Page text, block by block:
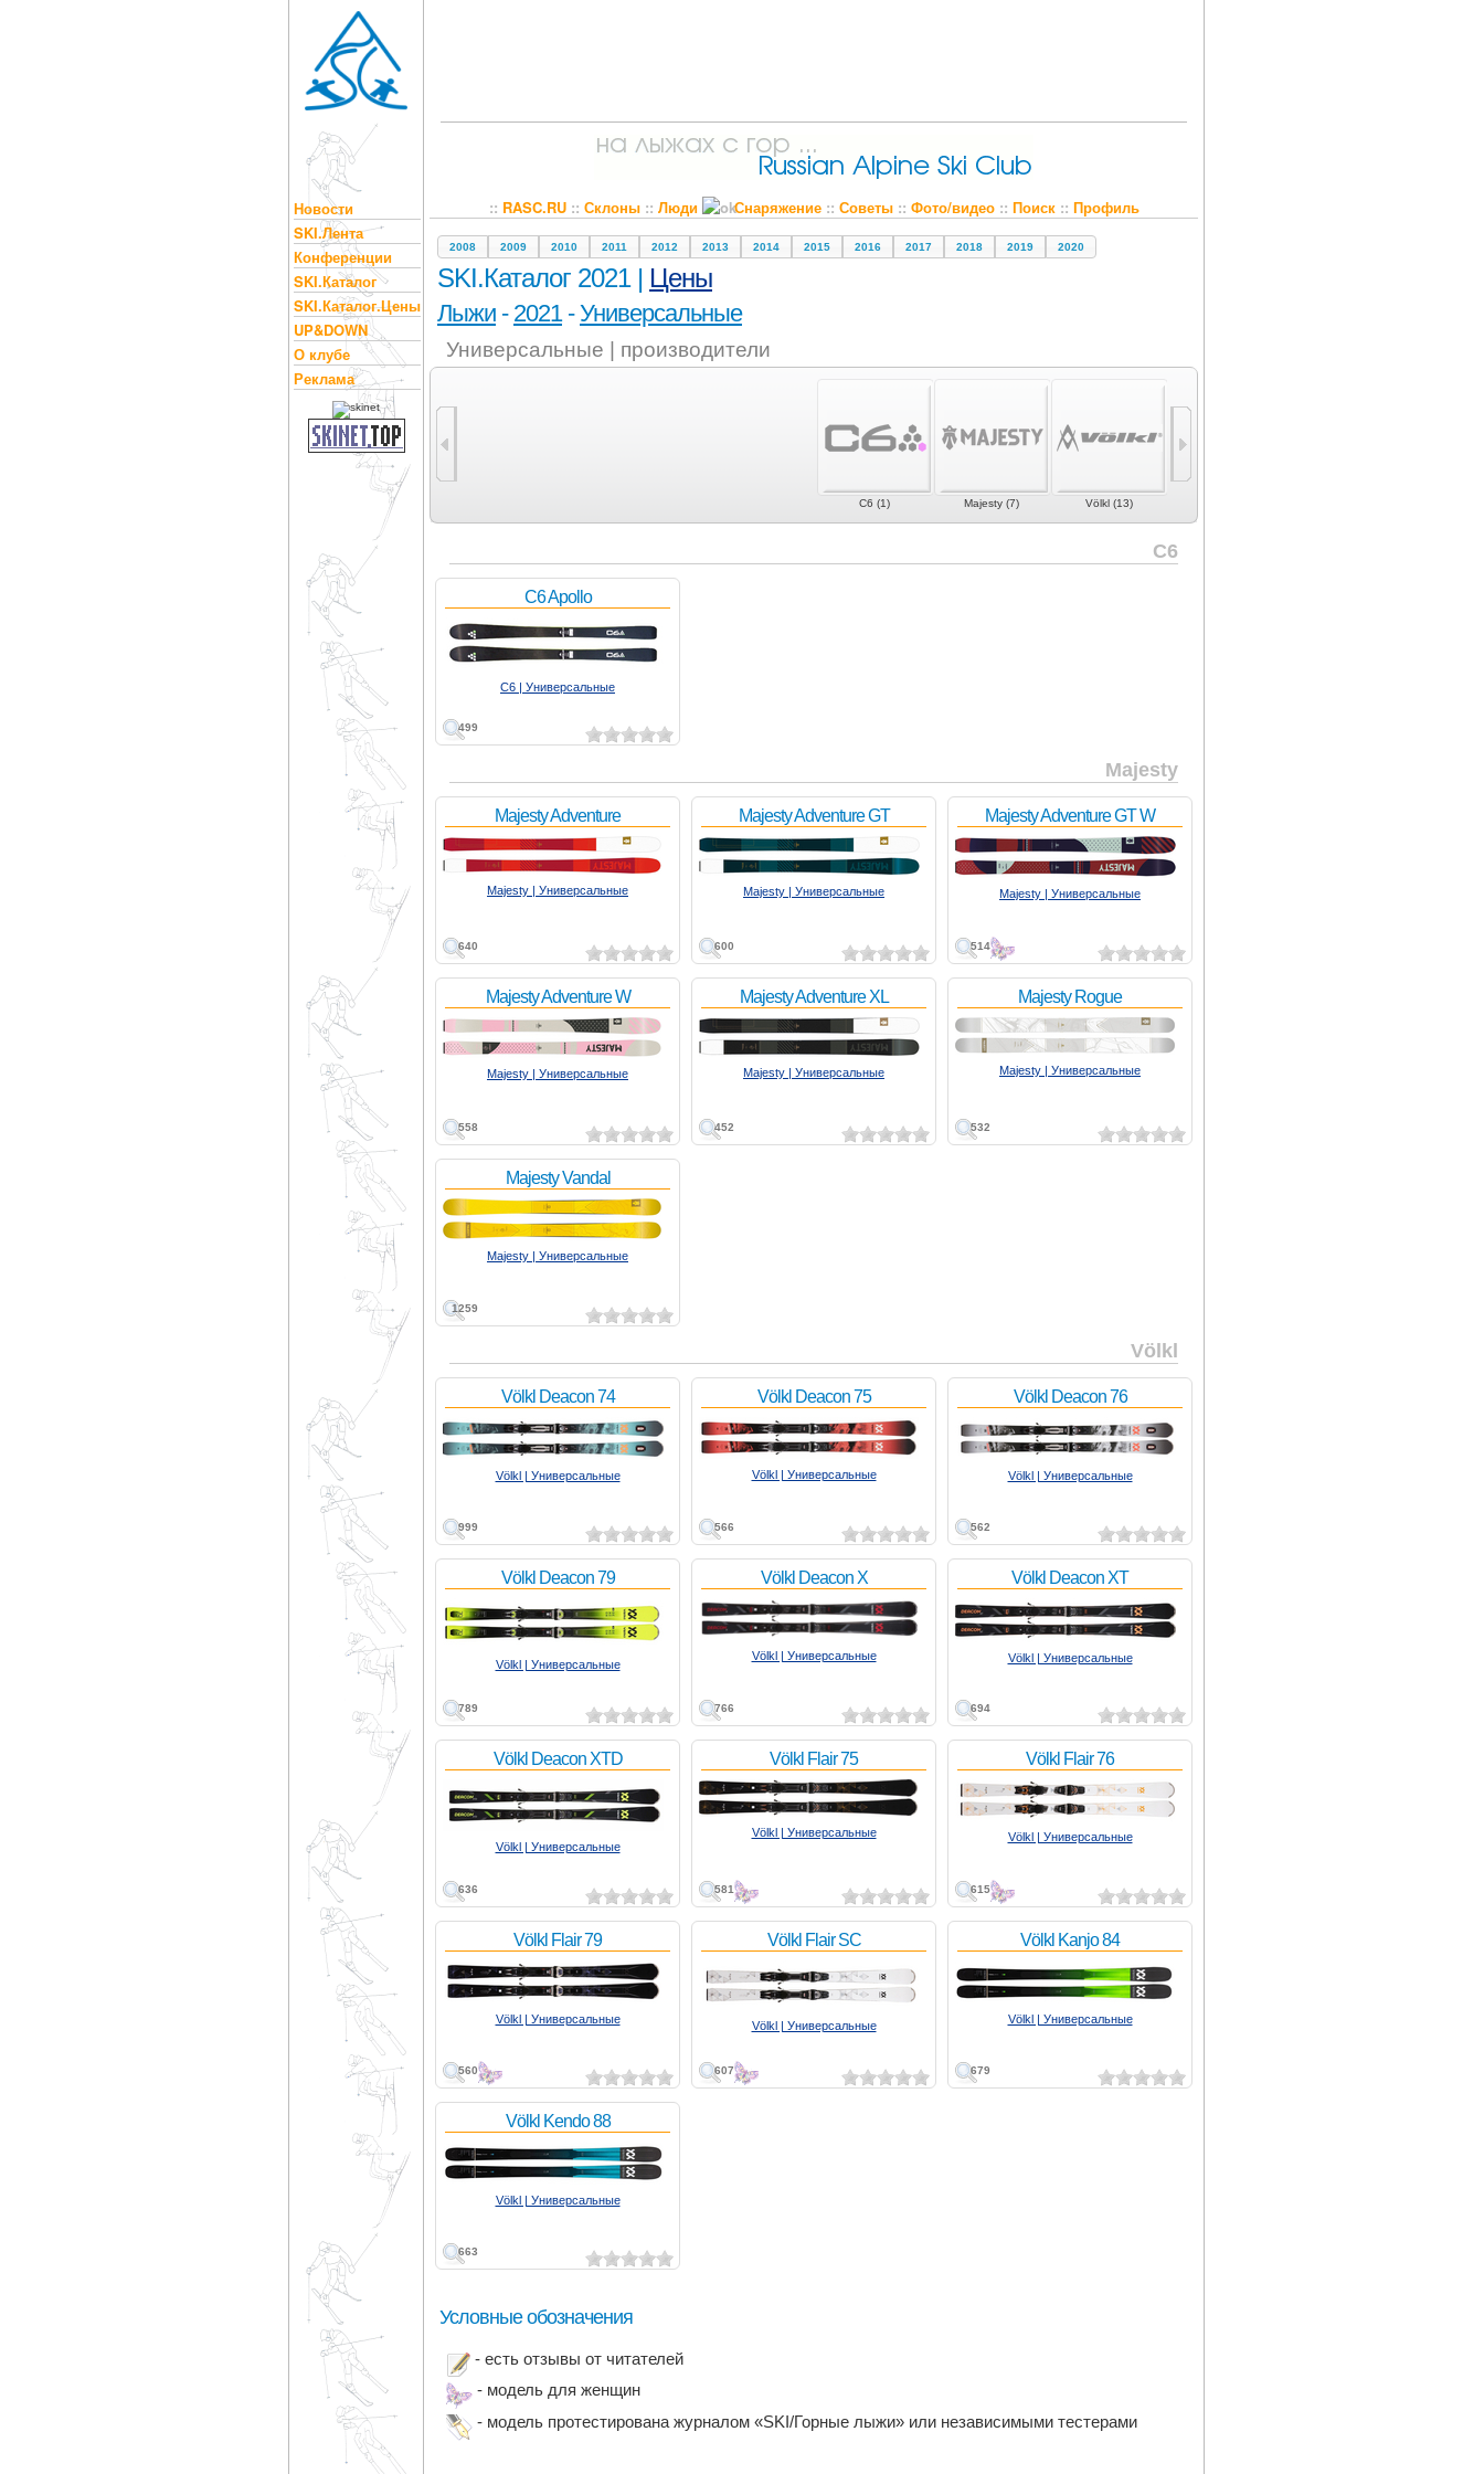
Новости
SKI.Лента
Конференции
SKI.Каталог
SKI.Каталог.Цены
UP&DOWN
О клубе
Реклама
:: RASC.RU:: Склоны:: Люди Снаряжение:: Советы:: Фото/видео:: Поиск:: Профиль
2008 2009 2010 2011 2012 2013 2014 2015 2016 2017 2018 2019 2020
SKI.Каталог 2021 | Цены
Лыжи - 2021-Универсальные
Универсальные | производители
C6 (1) Majesty (7) Völkl (13)
C6
499
C6 Apollo
C6 | Универсальные
Majesty
640
Majesty Adventure
Majesty | Универсальные
600
Majesty Adventure GT
Majesty | Универсальные
514
Majesty Adventure GT W
Majesty | Универсальные
558
Majesty Adventure W
Majesty | Универсальные
452
Majesty Adventure XL
Majesty | Универсальные
532
Majesty Rogue
Majesty | Универсальные
1259
Majesty Vandal
Majesty | Универсальные
Völkl
999
Völkl Deacon 74
Völkl | Универсальные
566
Völkl Deacon 75
Völkl | Универсальные
562
Völkl Deacon 76
Völkl | Универсальные
789
Völkl Deacon 79
Völkl | Универсальные
766
Völkl Deacon X
Völkl | Универсальные
694
Völkl Deacon XT
Völkl | Универсальные
636
Völkl Deacon XTD
Völkl | Универсальные
581
Völkl Flair 75
Völkl | Универсальные
615
Völkl Flair 76
Völkl | Универсальные
560
Völkl Flair 79
Völkl | Универсальные
607
Völkl Flair SC
Völkl | Универсальные
679
Völkl Kanjo 84
Völkl | Универсальные
663
Völkl Kendo 88
Völkl | Универсальные
Условные обозначения
- есть отзывы от читателей
- модель для женщин
- модель протестирована журналом «SKI/Горные лыжи» или независимыми тестерами